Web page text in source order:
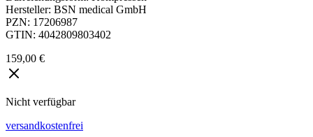
Hersteller: BSN medical GmbH
PZN: 17206987
GTIN: 4042809803402
159,00 €
Nicht verfügbar
versandkostenfrei